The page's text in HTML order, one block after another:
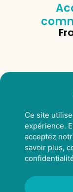
Ce site
expérience.
acceptez
savoir plus,